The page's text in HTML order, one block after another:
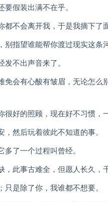
假装出满不在乎。
不会离开我，于是我摘下了
指望谁能帮你渡过现实这条
不出声音来了。
免会有心酸有皱眉，无论怎么
好的照顾，现在好不习惯，
然后玩着彼此不知道的事。
了一个过程叫曾经。
此事古难全，但愿人长久，
是除了你，我谁都不想要。